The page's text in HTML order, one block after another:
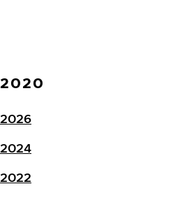
2020
2026
2024
2022